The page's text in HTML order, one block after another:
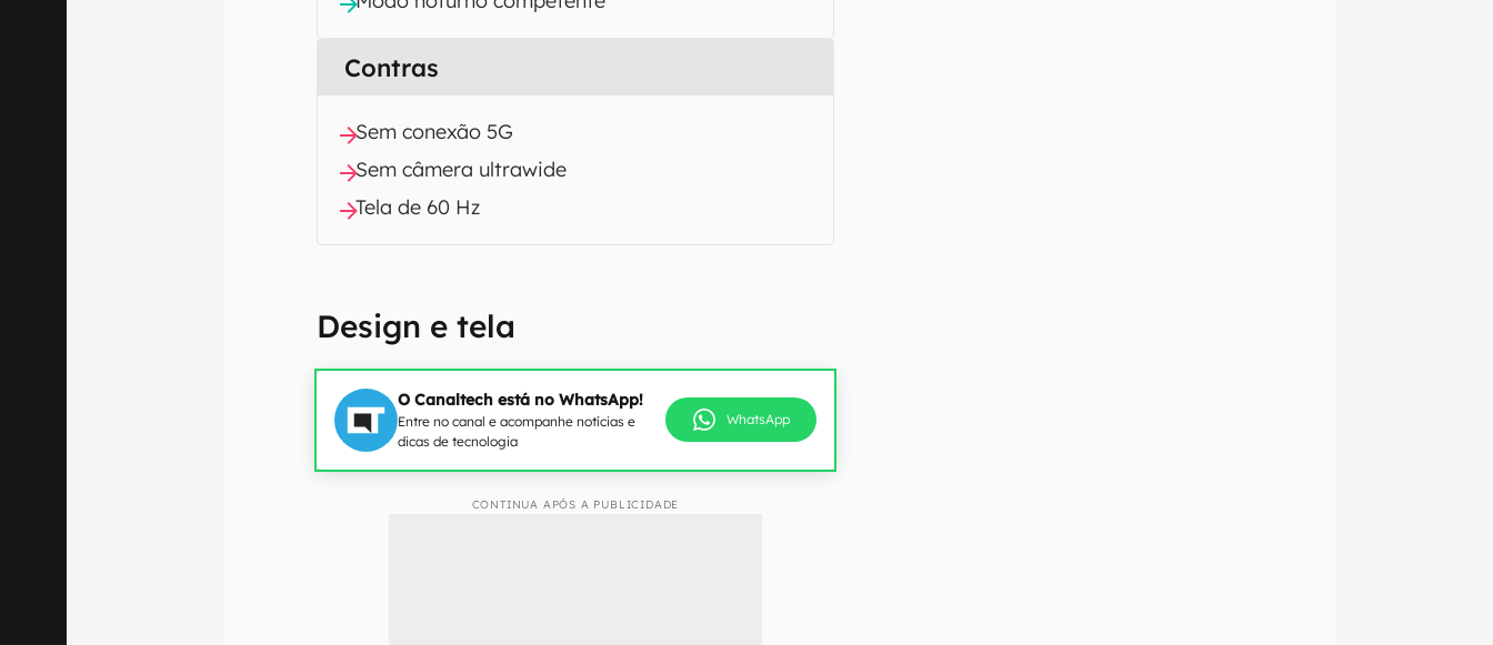
Contras
Sem conexão 5G
Sem câmera ultrawide
Tela de 60 Hz
Design e tela
O Canaltech está no WhatsApp!
Entre no canal e acompanhe notícias e
dicas de tecnologia
WhatsApp
CONTINUA APÓS A PUBLICIDADE